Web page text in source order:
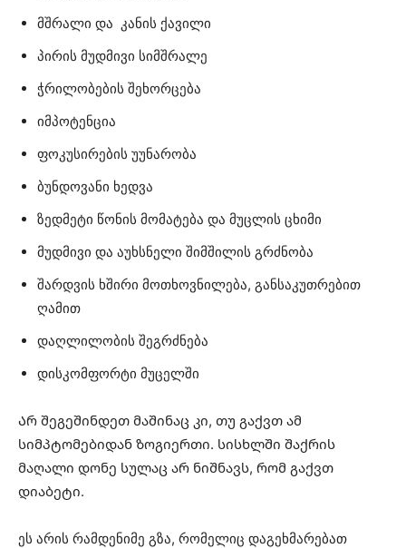
მშრალი და კანის ქავილი
პირის მუდმივი სიმშრალე
ჭრილობების შეხორცება
იმპოტენცია
ფოკუსირების უუნარობა
ბუნდოვანი ხედვა
ზედმეტი წონის მომატება და მუცლის ცხიმი
მუდმივი და აუხსნელი შიმშილის გრძნობა
შარდვის ხშირი მოთხოვნილება, განსაკუთრებით
ღამით
დაღლილობის შეგრძნება
დისკომფორტი მუცელში
Არ შეგეშინდეთ მაშინაც კი, თუ გაქვთ ამ
სიმპტომებიდან ზოგიერთი. სისხლში შაქრის
მაღალი დონე სულაც არ ნიშნავს, რომ გაქვთ
დიაბეტი.
ეს არის რამდენიმე გზა, რომელიც დაგეხმარებათ